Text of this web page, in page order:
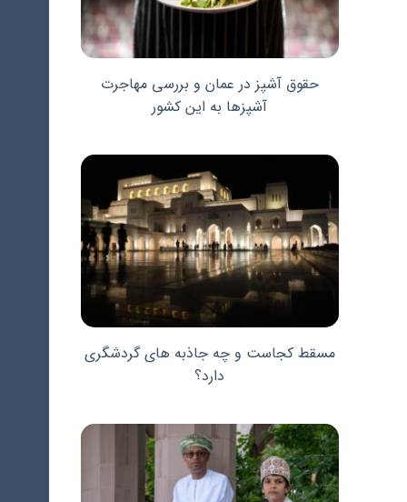
حقوق آشپز در عمان و بررسی مهاجرت
آشپزها به این کشور
مسقط کجاست و چه جاذبه های گردشگری
دارد؟